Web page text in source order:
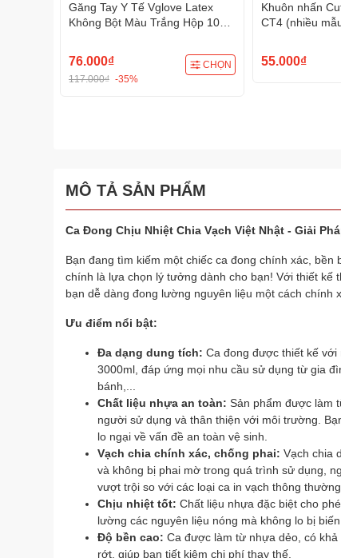
Găng Tay Y Tế Vglove Latex
Không Bột Màu Trắng Hộp 100
phẩm, thẩm mỹ, công nghiệp
76.000₫
117.000₫ -35%
CHỌN
Khuôn nhấn
CT4 (nhiều
55.000₫
MÔ TẢ SẢN PHẨM
Ca Đong Chịu Nhiệt Chia Vạch Việt Nhật - Giải
Bạn đang tìm kiếm một chiếc ca đong chính xác,
chính là lựa chọn lý tưởng dành cho bạn! Với thiết kế
bạn dễ dàng đong lường nguyên liệu một cách chính
Ưu điểm nổi bật:
Đa dạng dung tích: Ca đong được thiết kế với
3000ml, đáp ứng mọi nhu cầu sử dụng từ gia
bánh,...
Chất liệu nhựa an toàn: Sản phẩm được làm
người sử dụng và thân thiện với môi trường.
lo ngại về vấn đề an toàn vệ sinh.
Vạch chia chính xác, chống phai: Vạch chia
và không bị phai mờ trong quá trình sử dụng,
vượt trội so với các loại ca in vạch thông thường.
Chịu nhiệt tốt: Chất liệu nhựa đặc biệt cho
lường các nguyên liệu nóng mà không lo bị
Độ bền cao: Ca được làm từ nhựa dẻo, có
rớt, giúp bạn tiết kiệm chi phí thay thế.